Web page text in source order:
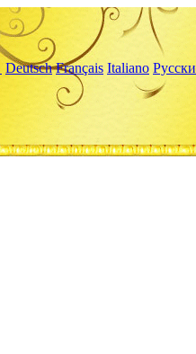
Deutsch Français Italiano